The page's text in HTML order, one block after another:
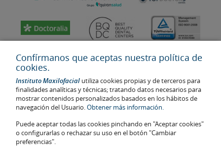
Última actualización: 2023
No. de autorización de centro sanitario: E08646940
Confírmanos que aceptas nuestra política de
cookies.
Instituto Maxilofacial utiliza cookies propias y de terceros para
finalidades analíticas y técnicas; tratando datos necesarios para
mostrar contenidos personalizados basados en los hábitos de
navegación del Usuario.Obtener más información.
Puede aceptar todas las cookies pinchando en "Aceptar cookies"
o configurarlas o rechazar su uso en el botón "Cambiar
preferencias".